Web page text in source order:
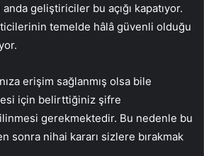
anda geliştiriciler bu açığı kapatıyor.
temelde hâlâ güvenli olduğu
erişim sağlanmış olsa bile
için belirttiğiniz şifre
gerekmektedir. Bu nedenle bu
sonra nihai kararı sizlere bırakmak